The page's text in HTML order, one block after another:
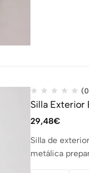
Silla Exterior
29,48€
Silla de
metálica